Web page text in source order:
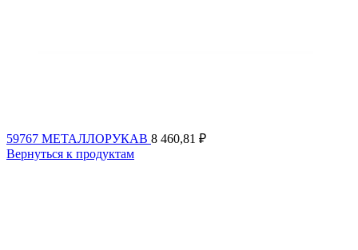
59767 МЕТАЛЛОРУКАВ 8 460,81 ₽
Вернуться к продуктам